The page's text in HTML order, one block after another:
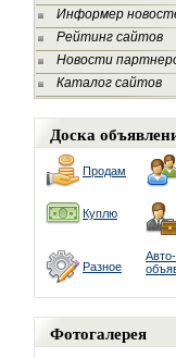
Информер
Рейтинг сайтов
Новости
Каталог сайтов
Доска
Продам
Куплю
Разное
Авто-
Фотогалерея